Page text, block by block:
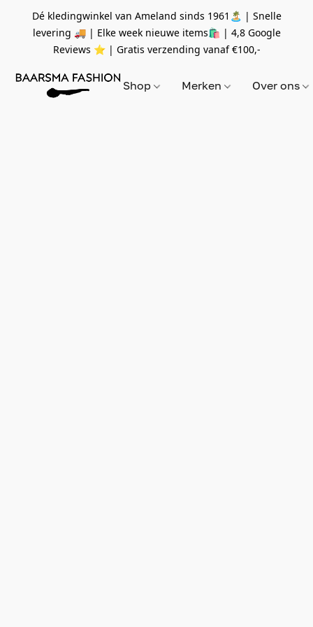
Dé kledingwinkel van Ameland sinds 1961🏝 | Snelle
levering 🚚 | Elke week nieuwe items🛍 | 4,8 Google
Reviews ⭐️ | Gratis verzending vanaf€100,-
Shop Merken Over ons